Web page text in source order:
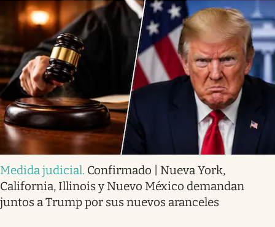
Medida judicial. Confirmado | Nueva York,
California, Illinois y Nuevo México demandan
juntos a Trump por sus nuevos aranceles